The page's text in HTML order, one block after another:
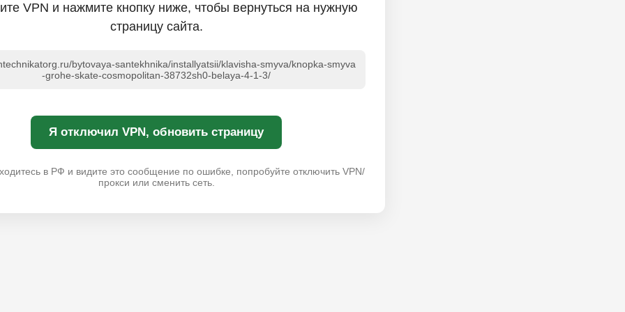
VPN и нажмите кнопку ниже, чтобы вернуться на нужную
страницу сайта.
bytovaya-santekhnika/installyatsii/klavisha-smyva/knopka-smyva
-grohe-skate-cosmopolitan-38732sh0-belaya-4-1-3/
Я отключил VPN, обновить страницу
в РФ и видите это сообщение по ошибке, попробуйте отключить VPN/
прокси или сменить сеть.